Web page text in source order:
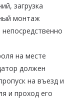
загрузка
монтаж
на месте
должен
на въезд и
и проход его